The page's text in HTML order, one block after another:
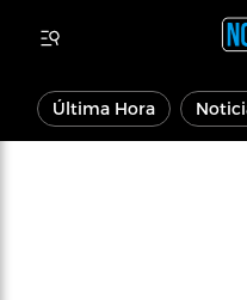
Última Hora